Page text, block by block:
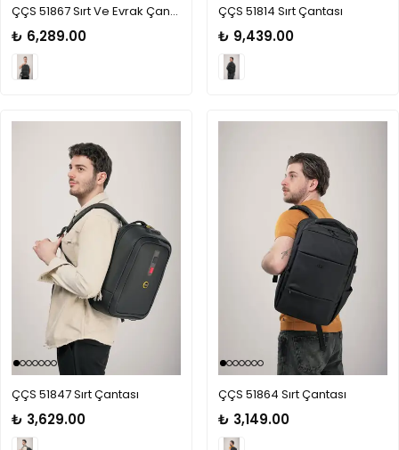
ÇÇS 51867 Sırt Ve Evrak Çantası
₺ 6,289.00
ÇÇS 51814 Sırt Çantası
₺ 9,439.00
ÇÇS 51847 Sırt Çantası
₺ 3,629.00
ÇÇS 51864 Sırt Çantası
₺ 3,149.00